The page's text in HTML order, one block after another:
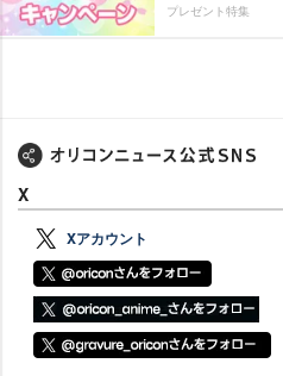
プレゼント特集
X
Xアカウント